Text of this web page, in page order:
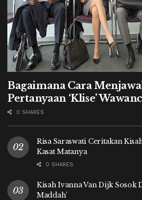
Bagaimana Cara
Pertanyaan ‘Klise’
0 SHARES
Risa Saraswati Ceritakan
Kasat Matanya
0 SHARES
Kisah Ivanna Van Dijk Sosok
Maddah’